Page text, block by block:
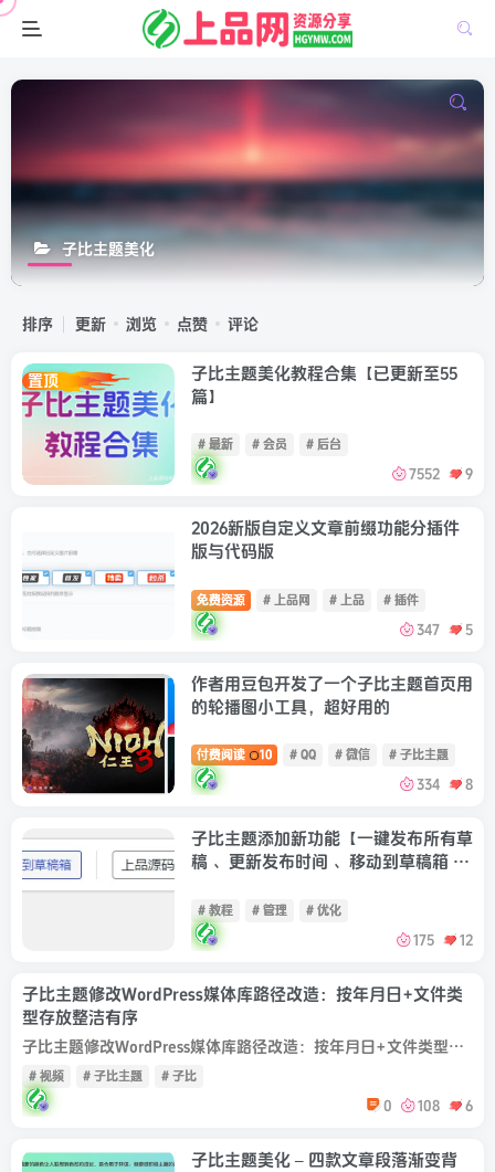
子比主题美化
排序 更新 浏览 点赞 评论
置顶
子比主题美化教程合集【已更新至55
篇】
# 最新 # 会员 # 后台
7552 9
2026新版自定义文章前缀功能分插件
版与代码版
免费资源 # 上品网 # 上品 # 插件
347 5
作者用豆包开发了一个子比主题首页用
的轮播图小工具，超好用的
付费阅读 10 # QQ # 微信 # 子比主题
334 8
子比主题添加新功能【一键发布所有草
稿 、更新发布时间 、移动到草稿箱 、
新】
# 教程 # 管理 # 优化
175 12
子比主题修改WordPress媒体库路径改造：按年月日+文件类
型存放整洁有序
子比主题修改WordPress媒体库路径改造：按年月日+文件类型存放整洁有序 代码放到zibll/func.php没有就创建一个 创建func.php文件第一行写<?php换行插入下方代码 实现了路径修改功能 ： 修改...
# 视频 # 子比主题 # 子比
0 108 6
子比主题美化 – 四款文章段落渐变背